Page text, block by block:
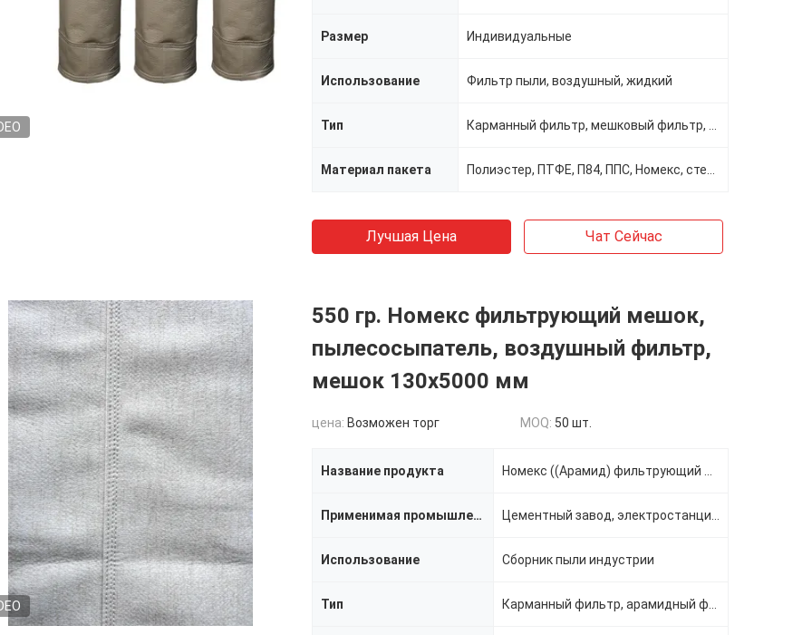
Размер Индивидуальные
Использование Фильтр пыли, воздушный, жидкий
Тип
Материал пакета
Лучшая Цена Чат Сейчас
550 гр. Номекс фильтрующий мешок,
пылесосыпатель, воздушный фильтр,
мешок 130х5000 мм
цена: Возможен торг MOQ: 50 шт.
Название продукта
Применимая промышленность
Использование Сборник пыли индустрии
Тип